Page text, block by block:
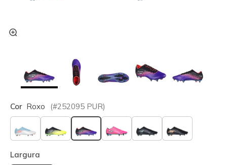
Cor Roxo (#252095 PUR)
selecionado
Largura